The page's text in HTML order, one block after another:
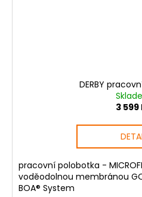
DERBY
3 599
pracovní polobotka -
voděodolnou membránou
BOA® System